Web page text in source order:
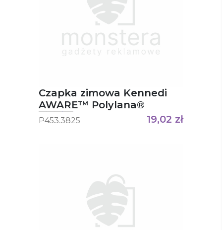
Czapka zimowa Kennedi
AWARE™ Polylana®
P453.3825 19,02 zł